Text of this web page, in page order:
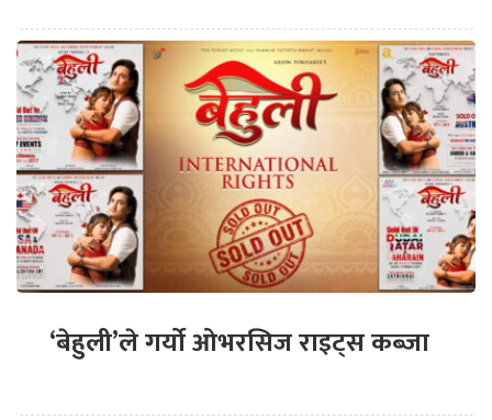
‘बेहुली’ले गर्यो ओभरसिज राइट्स कब्जा